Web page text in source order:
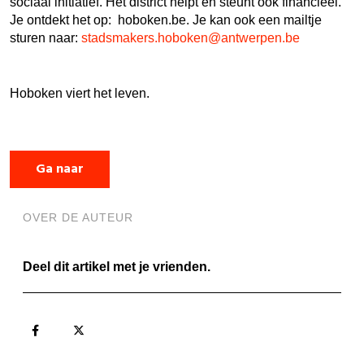
Je ontdekt het op: hoboken.be. Je kan ook een mailtje
sturen naar: stadsmakers.hoboken@antwerpen.be
Hoboken viert het leven.
Ga naar
OVER DE AUTEUR
Deel dit artikel met je vrienden.